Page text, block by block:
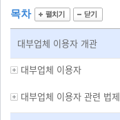
목차
대부업체 이용자 개관
대부업체 이용자
대부업체 이용자 관련 법제